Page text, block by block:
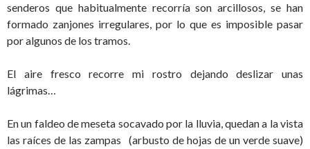
senderos que habitualmente recorría son arcillosos, se han
formado zanjones irregulares, por lo que es imposible pasar
por algunos de los tramos.
El aire fresco recorre mi rostro dejando deslizar unas
lágrimas…
En un faldeo de meseta socavado por la lluvia, quedan a la vista
las raíces de las zampas (arbusto de hojas de un verde suave)